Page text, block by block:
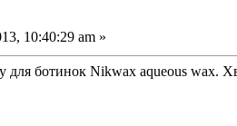
10:40:29 am »
для ботинок Nikwax aqueous wax.